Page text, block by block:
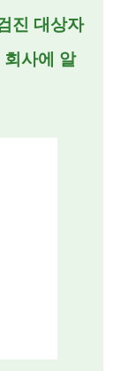
진 대상자
회사에 알